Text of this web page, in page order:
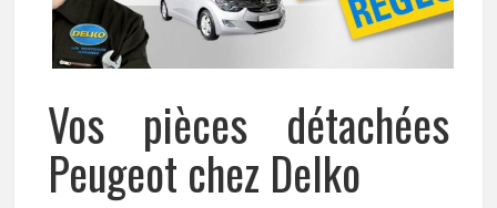
Vos pièces détachées
Peugeot chez Delko